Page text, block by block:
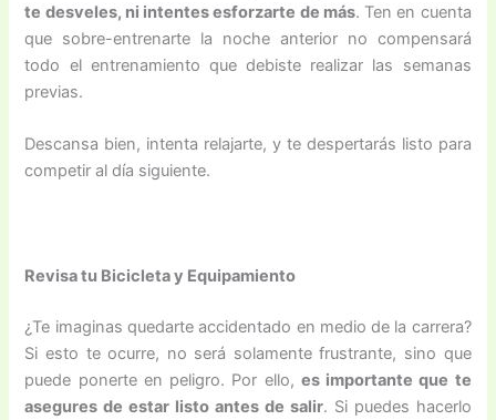
te desveles, ni intentes esforzarte de más. Ten en cuenta
que sobre-entrenarte la noche anterior no compensará
todo el entrenamiento que debiste realizar las semanas
previas.
Descansa bien, intenta relajarte, y te despertarás listo para
competir al día siguiente.
Revisa tu Bicicleta y Equipamiento
¿Te imaginas quedarte accidentado en medio de la carrera?
Si esto te ocurre, no será solamente frustrante, sino que
puede ponerte en peligro. Por ello, es importante que te
asegures de estar listo antes de salir. Si puedes hacerlo